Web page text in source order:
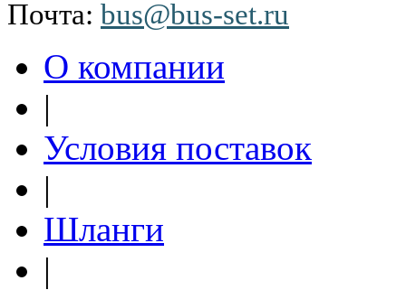
Почта: bus@bus-set.ru
О компании
|
Условия поставок
|
Шланги
|